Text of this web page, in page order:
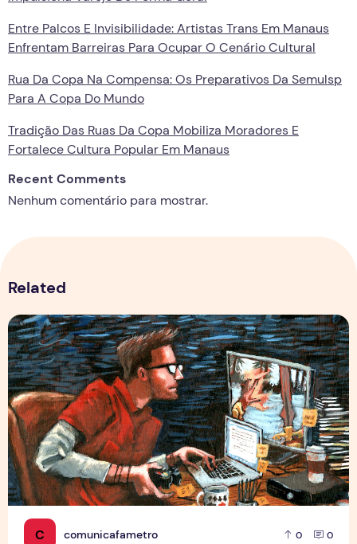
Entre Palcos E Invisibilidade: Artistas Trans Em Manaus
Enfrentam Barreiras Para Ocupar O Cenário Cultural
Rua Da Copa Na Compensa: Os Preparativos Da Semulsp
Para A Copa Do Mundo
Tradição Das Ruas Da Copa Mobiliza Moradores E
Fortalece Cultura Popular Em Manaus
Recent Comments
Nenhum comentário para mostrar.
Related
C comunicafametro 0 0
Por Trás dos Pixels